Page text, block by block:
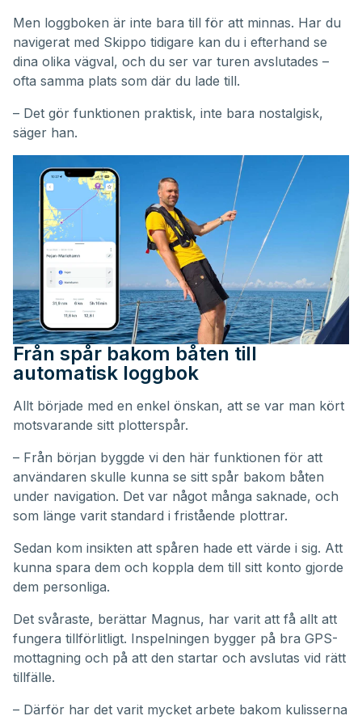
Men loggboken är inte bara till för att minnas. Har du
navigerat med Skippo tidigare kan du i efterhand se
dina olika vägval, och du ser var turen avslutades –
ofta samma plats som där du lade till.
– Det gör funktionen praktisk, inte bara nostalgisk,
säger han.
Från spår bakom båten till
automatisk loggbok
Allt började med en enkel önskan, att se var man kört
motsvarande sitt plotterspår.
– Från början byggde vi den här funktionen för att
användaren skulle kunna se sitt spår bakom båten
under navigation. Det var något många saknade, och
som länge varit standard i fristående plottrar.
Sedan kom insikten att spåren hade ett värde i sig. Att
kunna spara dem och koppla dem till sitt konto gjorde
dem personliga.
Det svåraste, berättar Magnus, har varit att få allt att
fungera tillförlitligt. Inspelningen bygger på bra GPS-
mottagning och på att den startar och avslutas vid rätt
tillfälle.
– Därför har det varit mycket arbete bakom kulisserna